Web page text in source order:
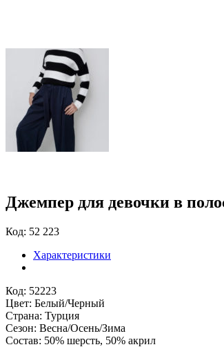
Джемпер для девочки в
Код: 52 223
Характеристики
Код: 52223
Цвет: Белый/Черный
Страна: Турция
Сезон: Весна/Осень/Зима
Состав: 50% шерсть, 50% акрил